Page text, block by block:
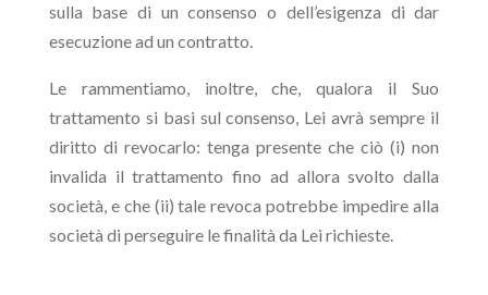
sulla base di un consenso o dell’esigenza di dar
esecuzione ad un contratto.
Le rammentiamo, inoltre, che, qualora il Suo
trattamento si basi sul consenso, Lei avrà sempre il
diritto di revocarlo: tenga presente che ciò (i) non
invalida il trattamento fino ad allora svolto dalla
società, e che (ii) tale revoca potrebbe impedire alla
società di perseguire le finalità da Lei richieste.